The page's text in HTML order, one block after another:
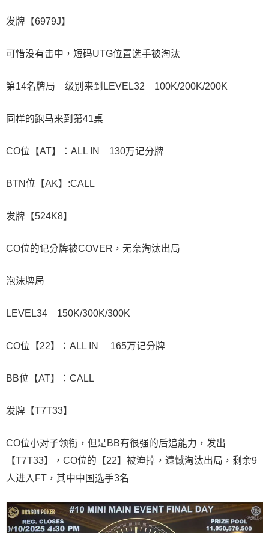
发牌【6979J】
可惜没有击中，短码UTG位置选手被淘汰
第14名牌局 级别来到LEVEL32 100K/200K/200K
同样的跑马来到第41桌
CO位【AT】：ALL IN 130万记分牌
BTN位【AK】:CALL
发牌【524K8】
CO位的记分牌被COVER，无奈淘汰出局
泡沫牌局
LEVEL34 150K/300K/300K
CO位【22】：ALL IN 165万记分牌
BB位【AT】：CALL
发牌【T7T33】
CO位小对子领衔，但是BB有很强的后追能力，发出
【T7T33】，CO位的【22】被淹掉，遗憾淘汰出局，剩余9
人进入FT，其中中国选手3名